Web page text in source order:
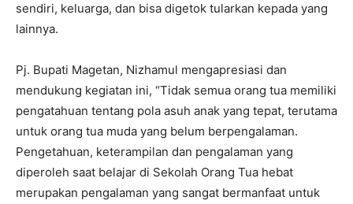
sendiri, keluarga, dan bisa digetok tularkan kepada yang
lainnya.
Pj. Bupati Magetan, Nizhamul mengapresiasi dan
mendukung kegiatan ini, “Tidak semua orang tua memiliki
pengatahuan tentang pola asuh anak yang tepat, terutama
untuk orang tua muda yang belum berpengalaman.
Pengetahuan, keterampilan dan pengalaman yang
diperoleh saat belajar di Sekolah Orang Tua hebat
merupakan pengalaman yang sangat bermanfaat untuk